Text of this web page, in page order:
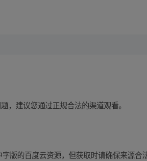
，建议您通过正规合法的渠道观看。
版的百度云资源，但获取时请确保来源合